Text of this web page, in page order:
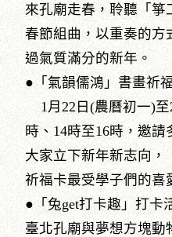
來孔廟走春，聆聽「箏
春節組曲，以重奏的方
過氣質滿分的新年。
●「氣韻儒鴻」書畫祈
1月22日(農曆初一)至
時、14時至16時，邀
大家立下新年新志向，
祈福卡最受學子們的喜
●「兔get打卡趣」打卡
臺北孔廟與夢想方塊動